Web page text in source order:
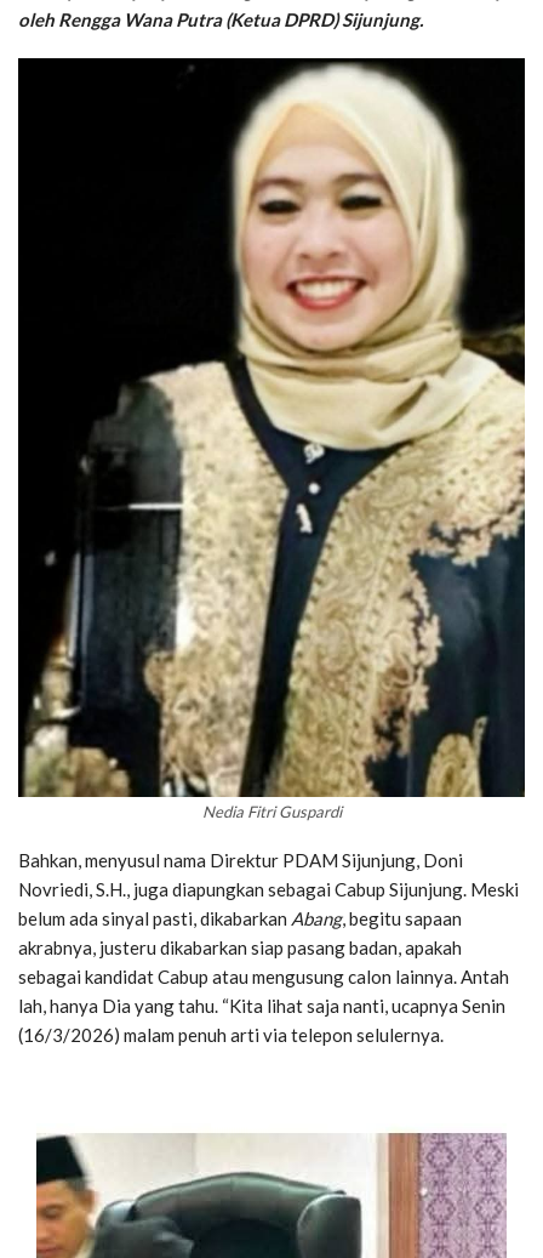
oleh Rengga Wana Putra (Ketua DPRD) Sijunjung.
Nedia Fitri Guspardi
Bahkan, menyusul nama Direktur PDAM Sijunjung, Doni
Novriedi, S.H., juga diapungkan sebagai Cabup Sijunjung. Meski
belum ada sinyal pasti, dikabarkan Abang, begitu sapaan
akrabnya, justeru dikabarkan siap pasang badan, apakah
sebagai kandidat Cabup atau mengusung calon lainnya. Antah
lah, hanya Dia yang tahu. “Kita lihat saja nanti, ucapnya Senin
(16/3/2026) malam penuh arti via telepon selulernya.